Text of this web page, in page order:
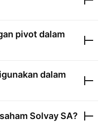
pivot dalam
dalam
Solvay SA?